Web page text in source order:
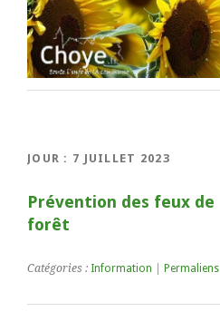
JOUR : 7 JUILLET 2023
Prévention des feux de
forêt
Catégories : Information Permaliens